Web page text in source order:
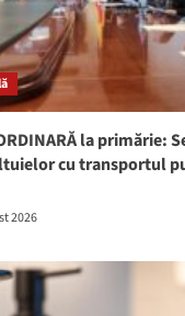
la primărie:
cu transportul
2026